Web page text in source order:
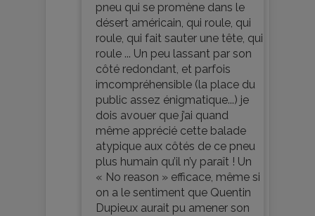
pneu qui se promène dans le
désert américain, qui roule, qui
roule, qui fait sauter une tête, qui
roule ... Un peu lassant par son
côté redondant, et parfois
imcompréhensible (la place du
public assez énigmatique...) je
dois avouer que j’ai quand
même apprécié cette balade
atypique aux côtés de ce pneu
plus humain qu’il n’y paraît ! Un
« No reason » efficace, même si
on a le sentiment que Quentin
Dupieux aurait pu amener son